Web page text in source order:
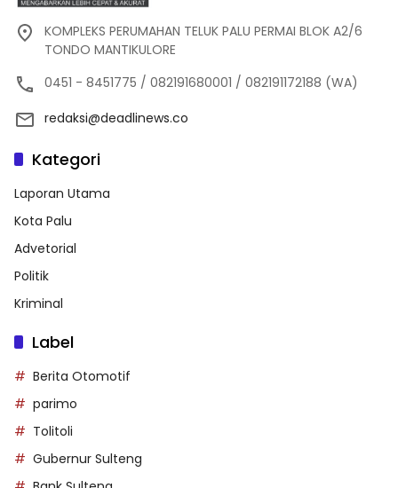
KOMPLEKS PERUMAHAN TELUK PALU PERMAI BLOK A2/6
TONDO MANTIKULORE
0451 - 8451775 / 082191680001 / 082191172188 (WA)
redaksi@deadlinews.co
Kategori
Laporan Utama
Kota Palu
Advetorial
Politik
Kriminal
Label
Berita Otomotif
parimo
Tolitoli
Gubernur Sulteng